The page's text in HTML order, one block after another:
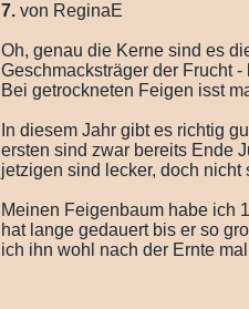
7. von ReginaE
Oh, genau die Kerne sind es
Geschmacksträger der Frucht -
Bei getrockneten Feigen isst
In diesem Jahr gibt es richtig
ersten sind zwar bereits Ende
jetzigen sind lecker, doch
Meinen Feigenbaum habe ich
hat lange gedauert bis er so
ich ihn wohl nach der Ernte